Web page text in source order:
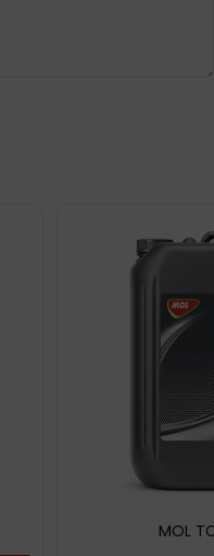
MOL